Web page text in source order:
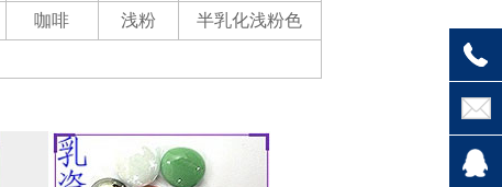
咖啡 浅粉 半乳化浅粉色